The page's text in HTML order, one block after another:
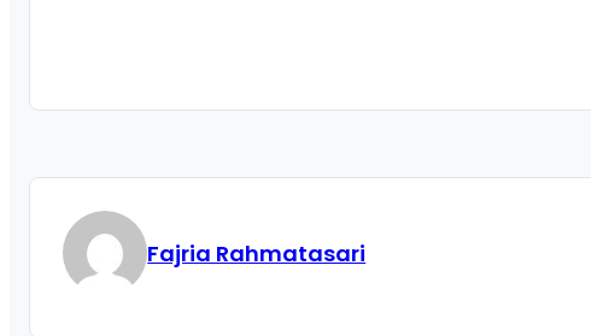
Fajria Rahmatasari